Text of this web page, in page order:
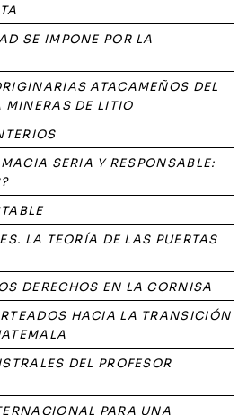
SE IMPONE POR LA
ATACAMEÑOS DEL
MINERAS DE LITIO
SERIA Y RESPONSABLE:
LA TEORÍA DE LAS PUERTAS
DERECHOS EN LA CORNISA
HACIA LA TRANSICIÓN
DEL PROFESOR
PARA UNA